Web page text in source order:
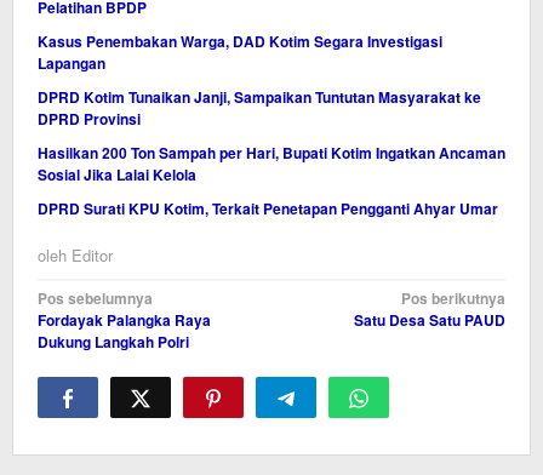
Pelatihan BPDP
Kasus Penembakan Warga, DAD Kotim Segara Investigasi
Lapangan
DPRD Kotim Tunaikan Janji, Sampaikan Tuntutan Masyarakat ke
DPRD Provinsi
Hasilkan 200 Ton Sampah per Hari, Bupati Kotim Ingatkan Ancaman
Sosial Jika Lalai Kelola
DPRD Surati KPU Kotim, Terkait Penetapan Pengganti Ahyar Umar
oleh Editor
Navigasi
pos
Pos sebelumnya
Fordayak Palangka Raya
Dukung Langkah Polri
Pos berikutnya
Satu Desa Satu PAUD